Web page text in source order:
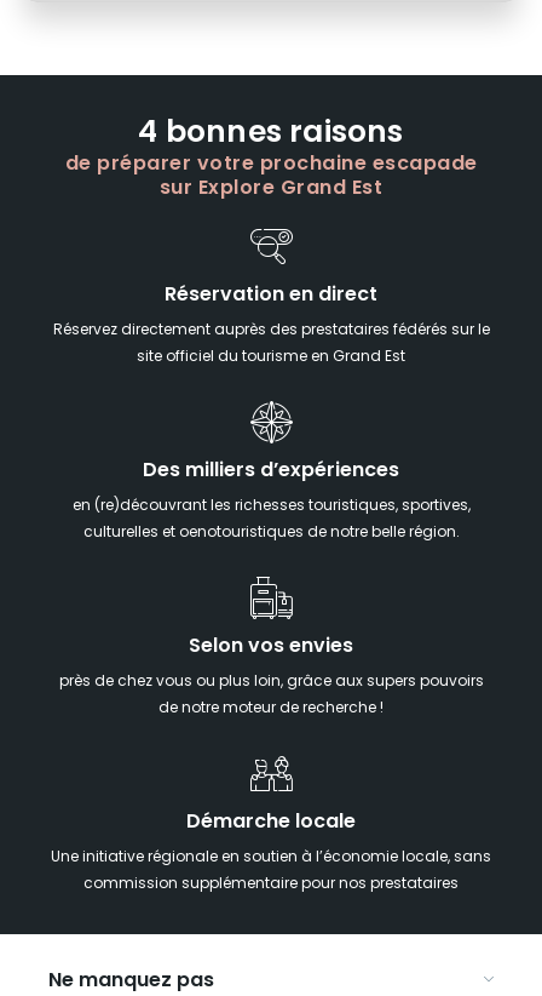
4 bonnes raisons
de préparer votre prochaine escapade
sur Explore Grand Est
Réservation en direct
Réservez directement auprès des prestataires fédérés sur le
site officiel du tourisme en Grand Est
Des milliers d’expériences
en (re)découvrant les richesses touristiques, sportives,
culturelles et oenotouristiques de notre belle région.
Selon vos envies
près de chez vous ou plus loin, grâce aux supers pouvoirs
de notre moteur de recherche !
Démarche locale
Une initiative régionale en soutien à l’économie locale, sans
commission supplémentaire pour nos prestataires
Ne manquez pas